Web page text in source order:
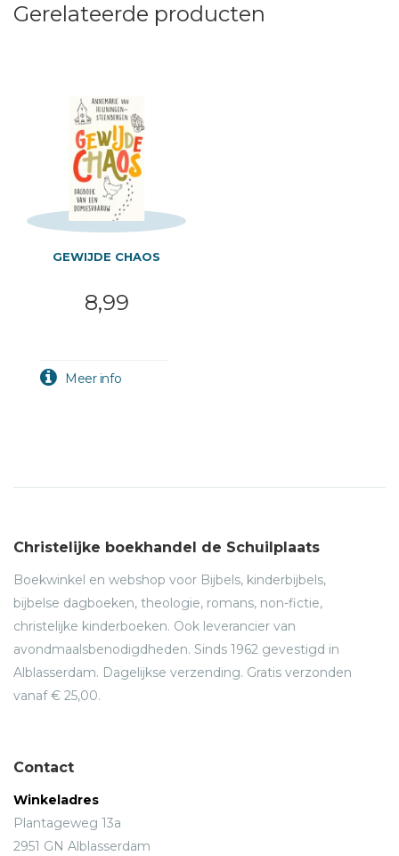
Gerelateerde producten
GEWIJDE CHAOS
8,99
Christelijke boekhandel de Schuilplaats
Boekwinkel en webshop voor Bijbels, kinderbijbels,
bijbelse dagboeken, theologie, romans, non-fictie,
christelijke kinderboeken. Ook leverancier van
avondmaalsbenodigdheden. Sinds 1962 gevestigd in
Alblasserdam. Dagelijkse verzending. Gratis verzonden
vanaf € 25,00.
Contact
Winkeladres
Plantageweg 13a
2951 GN Alblasserdam